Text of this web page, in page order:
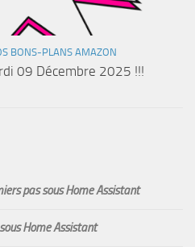
BONS-PLANS AMAZON
09 Décembre 2025 !!!
pas sous Home Assistant
Home Assistant